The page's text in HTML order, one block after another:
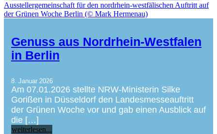
Genuss aus Nordrhein-Westfalen
in Berlin
8. Januar 2026
Am 07.01.2026 stellte NRW-Ministerin Silke
Gorißen in Düsseldorf den Landesmesseauftritt
der Grünen Woche vor und gab einen Ausblick auf
die […]
weiterlesen...